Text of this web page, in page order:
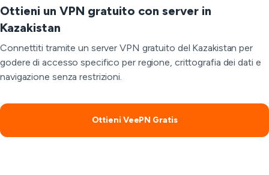
Ottieni un VPN gratuito con server in
Kazakistan
Connettiti tramite un server VPN gratuito del Kazakistan per
godere di accesso specifico per regione, crittografia dei dati e
navigazione senza restrizioni.
Ottieni VeePN Gratis